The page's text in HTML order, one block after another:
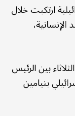
ارتكبت خلال
بين الرئيس
بنيامين